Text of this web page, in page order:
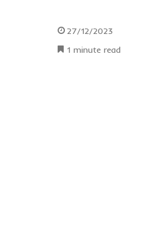
27/12/2023
1 minute read